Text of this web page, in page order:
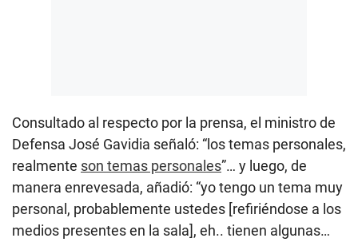
Consultado al respecto por la prensa, el ministro de
Defensa José Gavidia señaló: “los temas personales,
realmente son temas personales”… y luego, de
manera enrevesada, añadió: “yo tengo un tema muy
personal, probablemente ustedes [refiriéndose a los
medios presentes en la sala], eh.. tienen algunas…